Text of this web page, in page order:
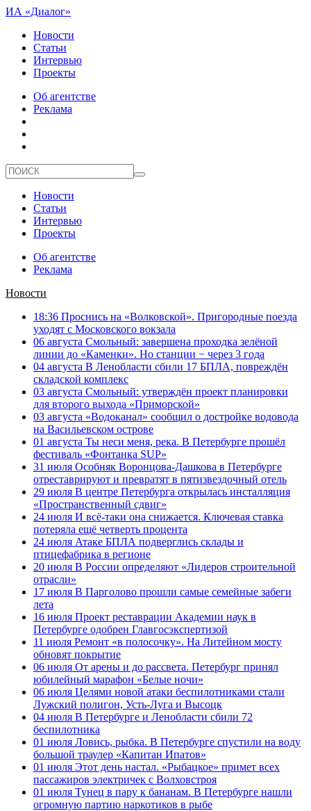
ИА «Диалог»
Новости
Статьи
Интервью
Проекты
Об агентстве
Реклама
Новости
Статьи
Интервью
Проекты
Об агентстве
Реклама
Новости
18:36 Проснись на «Волковской». Пригородные поезда
уходят с Московского вокзала
06 августа Смольный: завершена проходка зелёной
линии до «Каменки». Но станции − через 3 года
04 августа В Ленобласти сбили 17 БПЛА, повреждён
складской комплекс
03 августа Смольный: утверждён проект планировки
для второго выхода «Приморской»
03 августа «Водоканал» сообщил о достройке водовода
на Васильевском острове
01 августа Ты неси меня, река. В Петербурге прошёл
фестиваль «Фонтанка SUP»
31 июля Особняк Воронцова-Дашкова в Петербурге
отреставрируют и превратят в пятизвездочный отель
29 июля В центре Петербурга открылась инсталляция
«Пространственный сдвиг»
24 июля И всё-таки она снижается. Ключевая ставка
потеряла ещё четверть процента
24 июля Атаке БПЛА подверглись склады и
птицефабрика в регионе
20 июля В России определяют «Лидеров строительной
отрасли»
17 июля В Парголово прошли самые семейные забеги
лета
16 июля Проект реставрации Академии наук в
Петербурге одобрен Главгосэкспертизой
11 июля Ремонт «в полосочку». На Литейном мосту
обновят покрытие
06 июля От арены и до рассвета. Петербург принял
юбилейный марафон «Белые ночи»
06 июля Целями новой атаки беспилотниками стали
Лужский полигон, Усть-Луга и Высоцк
04 июля В Петербурге и Ленобласти сбили 72
беспилотника
01 июля Ловись, рыбка. В Петербурге спустили на воду
большой траулер «Капитан Ипатов»
01 июля Этот день настал. «Рыбацкое» примет всех
пассажиров электричек с Волховстроя
01 июля Тунец в пару к бананам. В Петербурге нашли
огромную партию наркотиков в рыбе